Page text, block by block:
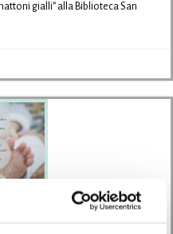
gialli” alla Biblioteca San